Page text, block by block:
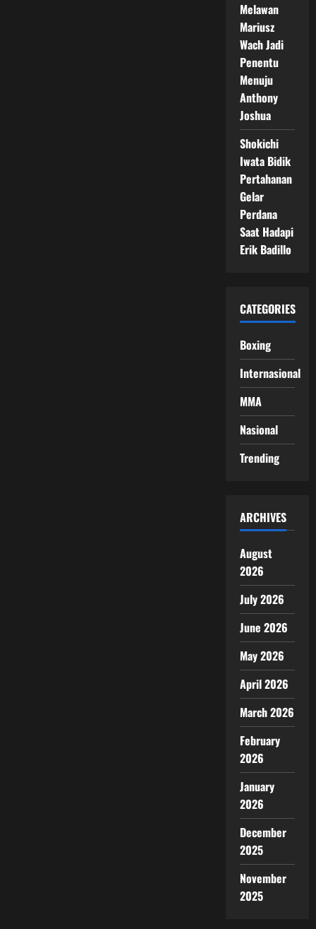
Melawan
Mariusz
Wach Jadi
Penentu
Menuju
Anthony
Joshua
Shokichi
Iwata Bidik
Pertahanan
Gelar
Perdana
Saat Hadapi
Erik Badillo
CATEGORIES
Boxing
Internasional
MMA
Nasional
Trending
ARCHIVES
August
2026
July 2026
June 2026
May 2026
April 2026
March 2026
February
2026
January
2026
December
2025
November
2025